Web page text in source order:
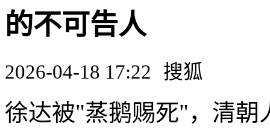
的不可告人
2026-04-18 17:22 搜狐
徐达被"蒸鹅赐死"，清朝